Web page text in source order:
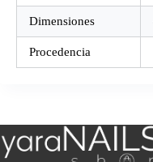
Dimensiones
Procedencia